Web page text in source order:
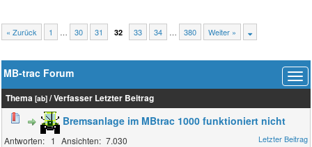
« Zurück 1 … 30 31 32 33 34 … 380 Weiter »
MB-trac Forum
Thema [ab] /Verfasser Letzter Beitrag
Bremsanlage im MBtrac 1000 funktioniert nicht
1 7.030